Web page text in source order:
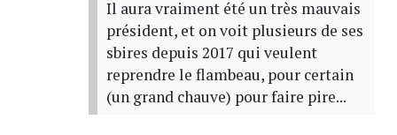
Il aura vraiment été un très mauvais
président, et on voit plusieurs de ses
sbires depuis 2017 qui veulent
reprendre le flambeau, pour certain
(un grand chauve) pour faire pire...